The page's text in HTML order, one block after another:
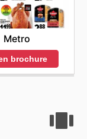
Metro
brochure